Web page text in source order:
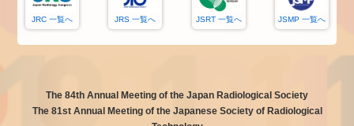
JRC 一覧へ JRS 一覧へ JSRT 一覧へ JSMP 一覧へ
The 84th Annual Meeting of the Japan Radiological Society
The 81st Annual Meeting of the Japanese Society of Radiological